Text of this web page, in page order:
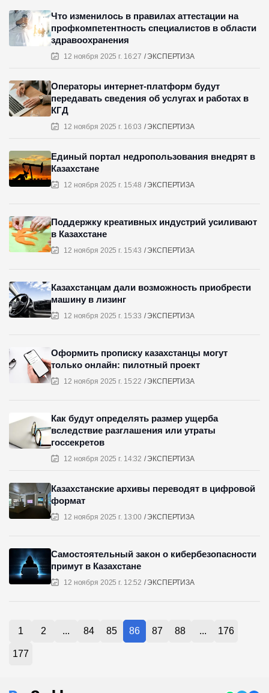
12 ноября 2025 г. 16:27 ЭКСПЕРТИЗА
Что изменилось в правилах аттестации на
профкомпетентность специалистов в области
здравоохранения
12 ноября 2025 г. 16:03 ЭКСПЕРТИЗА
Операторы интернет-платформ будут
передавать сведения об услугах и работах в
КГД
12 ноября 2025 г. 15:48 ЭКСПЕРТИЗА
Единый портал недропользования внедрят в
Казахстане
12 ноября 2025 г. 15:43 ЭКСПЕРТИЗА
Поддержку креативных индустрий усиливают
в Казахстане
12 ноября 2025 г. 15:33 ЭКСПЕРТИЗА
Казахстанцам дали возможность приобрести
машину в лизинг
12 ноября 2025 г. 15:22 ЭКСПЕРТИЗА
Оформить прописку казахстанцы могут
только онлайн: пилотный проект
12 ноября 2025 г. 14:32 ЭКСПЕРТИЗА
Как будут определять размер ущерба
вследствие разглашения или утраты
госсекретов
12 ноября 2025 г. 13:00 ЭКСПЕРТИЗА
Казахстанские архивы переводят в цифровой
формат
12 ноября 2025 г. 12:52 ЭКСПЕРТИЗА
Самостоятельный закон о кибербезопасности
примут в Казахстане
1 2 ... 84 85 86 87 88 ... 176
177